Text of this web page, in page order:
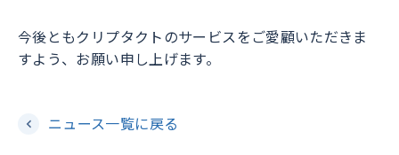
今後ともクリプタクトのサービスをご愛顧いただきま
すよう、お願い申し上げます。
ニュース一覧に戻る